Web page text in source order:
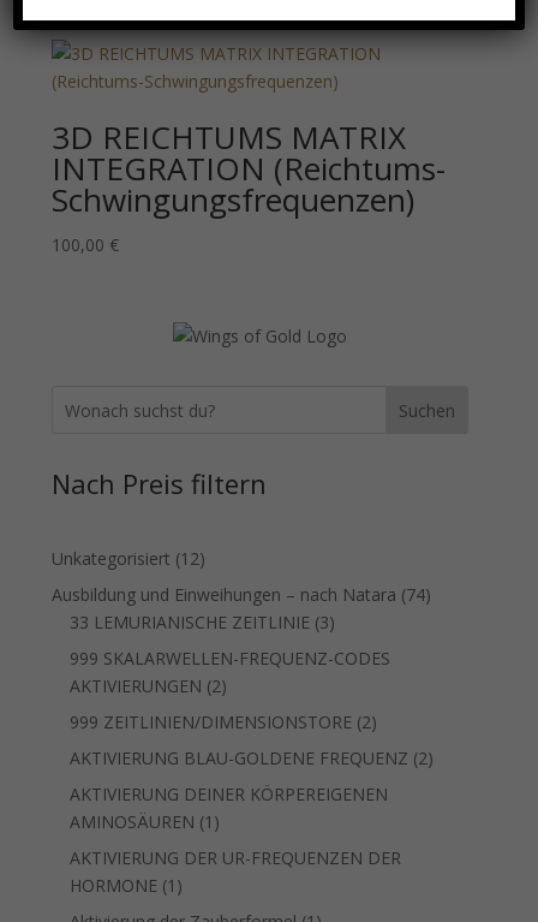
3D REICHTUMS MATRIX
INTEGRATION (Reichtums-
Schwingungsfrequenzen)
100,00 €
Suchen
Nach Preis filtern
Unkategorisiert 1212
Produkte
Ausbildung und Einweihungen – nach Natara 7474
33 LEMURIANISCHE ZEITLINIE 33
Produkte
999 SKALARWELLEN-FREQUENZ-CODES
AKTIVIERUNGEN 22
Produkte
999 ZEITLINIEN/DIMENSIONSTORE 22
Produkte
AKTIVIERUNG BLAU-GOLDENE FREQUENZ 22
AKTIVIERUNG DEINER KÖRPEREIGENEN
AMINOSÄUREN 1 1
Produkt
AKTIVIERUNG DER UR-FREQUENZEN DER
HORMONE 1 1
Produkt